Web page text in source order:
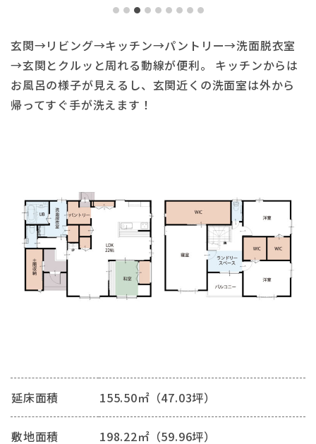
玄関→リビング→キッチン→パントリー→洗面脱衣室
→玄関とクルッと周れる動線が便利。 キッチンからは
お風呂の様子が見えるし、玄関近くの洗面室は外から
帰ってすぐ手が洗えます！
延床面積 155.50㎡（47.03坪）
敷地面積 198.22㎡（59.96坪）